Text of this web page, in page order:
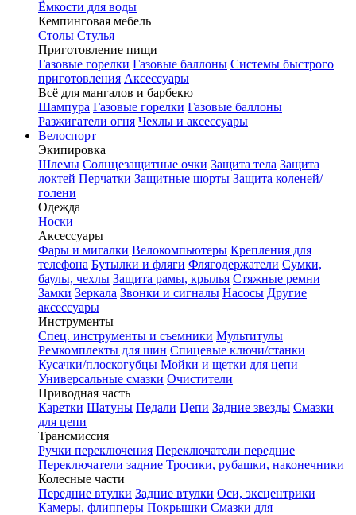
Ёмкости для воды
Кемпинговая мебель
Столы Стулья
Приготовление пищи
Газовые горелки Газовые баллоны Системы быстрого
приготовления Аксессуары
Всё для мангалов и барбекю
Шампура Газовые горелки Газовые баллоны
Разжигатели огня Чехлы и аксессуары
Велоспорт
Экипировка
Шлемы Солнцезащитные очки Защита тела Защита
локтей Перчатки Защитные шорты Защита коленей/
голени
Одежда
Носки
Аксессуары
Фары и мигалки Велокомпьютеры Крепления для
телефона Бутылки и фляги Флягодержатели Сумки,
баулы, чехлы Защита рамы, крылья Стяжные ремни
Замки Зеркала Звонки и сигналы Насосы Другие
аксессуары
Инструменты
Спец. инструменты и съемники Мультитулы
Ремкомплекты для шин Спицевые ключи/станки
Кусачки/плоскогубцы Мойки и щетки для цепи
Универсальные смазки Очистители
Приводная часть
Каретки Шатуны Педали Цепи Задние звезды Смазки
для цепи
Трансмиссия
Ручки переключения Переключатели передние
Переключатели задние Тросики, рубашки, наконечники
Колесные части
Передние втулки Задние втулки Оси, эксцентрики
Камеры, флипперы Покрышки Смазки для